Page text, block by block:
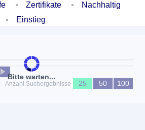
Zertifikate
Nachhaltig
Einstieg
Bitte warten...
Anzahl Suchergebnisse
25 50 100